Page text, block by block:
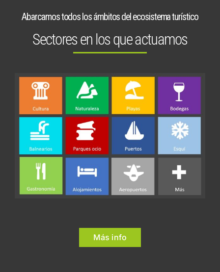
Abarcamos todos los ámbitos del ecosistema turístico
Sectores en los que actuamos
Más info